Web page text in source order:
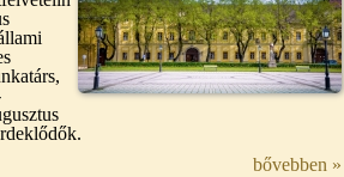
bővebben »